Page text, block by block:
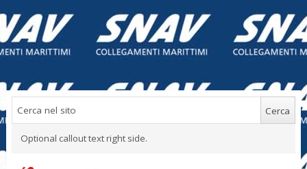
Optional callout text right side.